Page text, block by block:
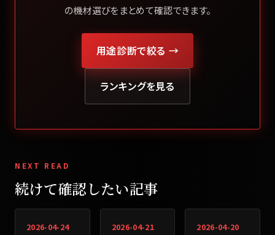
の機材選びをまとめて確認できます。
用途診断で絞る →
ランキングを見る
NEXT READ
続けて確認したい記事
2026-04-24 2026-04-21 2026-04-20